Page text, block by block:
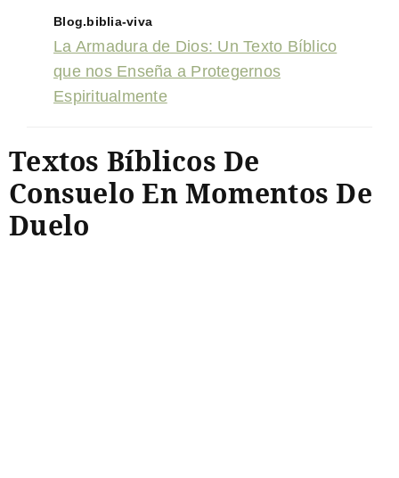
Blog.biblia-viva
La Armadura de Dios: Un Texto Bíblico
que nos Enseña a Protegernos
Espiritualmente
Textos Bíblicos De
Consuelo En Momentos De
Duelo